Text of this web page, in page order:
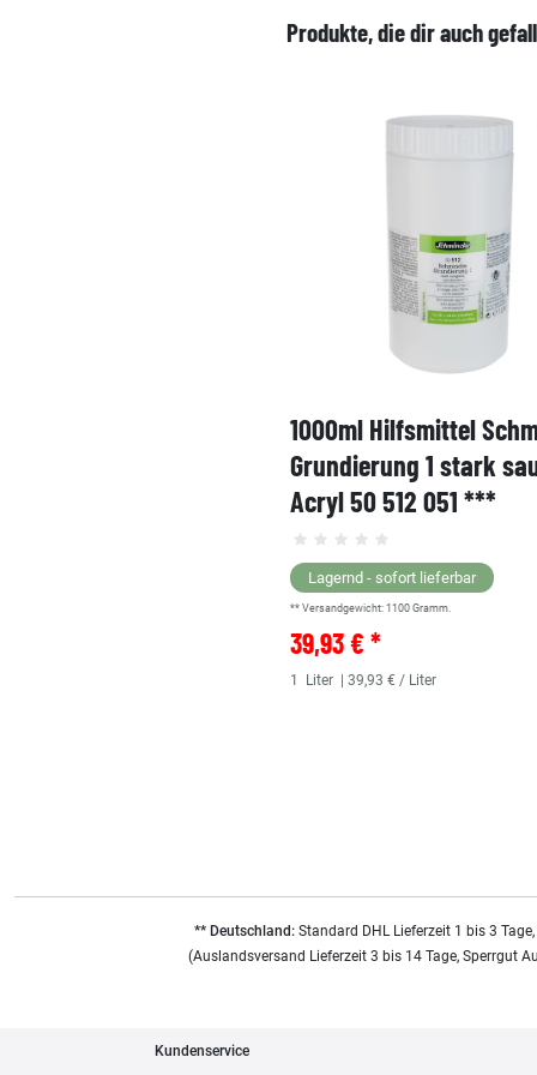
Produkte, die dir auch
1000ml Hilfsmittel
Grundierung 1 stark
Acryl 50 512 051 ***
Lagernd - sofort lieferbar
** Versandgewicht: 1100 Gramm.
39,93 € *
1 Liter | 39,93 € / Liter
** Deutschland:Standard DHL Lieferzeit 1 bis 3
(Auslandsversand Lieferzeit 3 bis 14 Tage, Sperrgut
Kundenservice